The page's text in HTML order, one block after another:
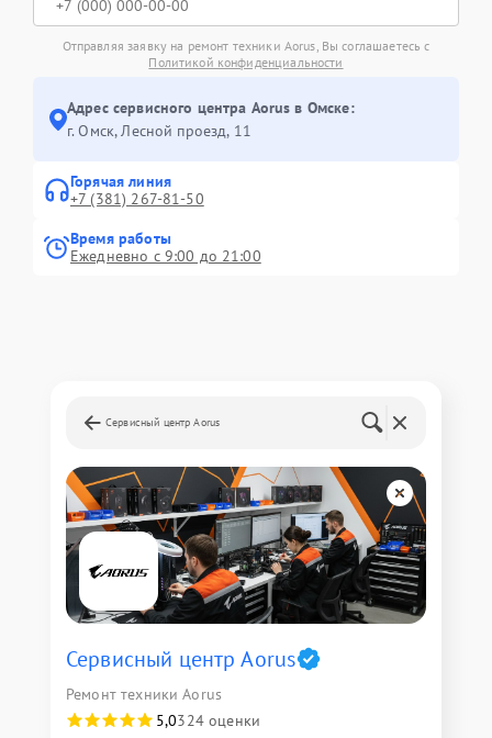
Отправляя заявку на ремонт техники Aorus, Вы соглашаетесь с
Политикой конфиденциальности
Адрес сервисного центра Aorus в Омске:
г. Омск, ​Лесной проезд, 11
Горячая линия
+7 (381) 267-81-50
Время работы
Ежедневно с 9:00 до 21:00
Сервисный центр Aorus
Сервисный центр Aorus
Ремонт техники Aorus
5,0324 оценки